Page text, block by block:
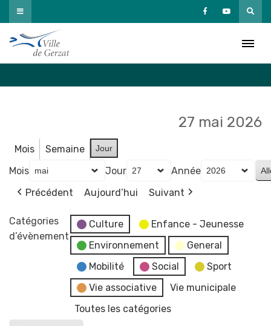
Passer
au
contenu
27 mai 2026
Mois Semaine Jour
Mois Jour
Année
Précédent
Aujourd’hui Suivant
Catégories
d’évènement
Culture
Enfance - Jeunesse
Environnement
General
Mobilité
Social
Sport
Vie associative
Vie municipale
Toutes les catégories